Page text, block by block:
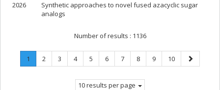
2026
Synthetic approaches to novel fused azacyclic sugar
analogs
Number of results : 1136
Page
1
Current
Page
2 Page
3 Page
4 Page
5 Page
6 Page
7 Page
8 Page
9 Page
10
Next
page
10 results per page